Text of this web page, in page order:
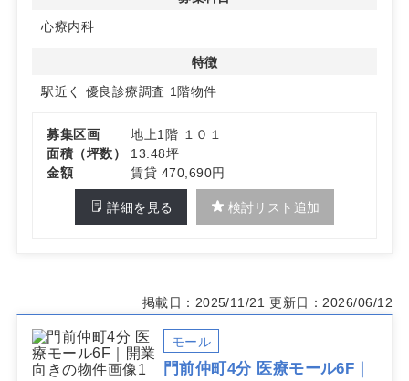
立てやすい条件です。
募集科目は内科・小児科・整形外科・皮膚科・耳鼻咽喉科
など幅広く相談可能で、エリア需要に合わせた診療体制を
心療内科
特徴
駅近く
優良診療調査 1階物件
募集区画
地上1階 １０１
面積（坪数）
13.48坪
金額
賃貸 470,690円
詳細を見る 検討リスト追加
掲載日：2025/11/21 更新日：2026/06/12
モール
門前仲町4分 医療モール6F｜